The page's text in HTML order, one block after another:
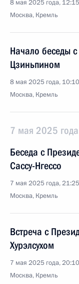
8 мая 2025 года, 12:15
Москва, Кремль
Начало беседы
Цзиньпином
8 мая 2025 года, 10:10
Москва, Кремль
7 мая 2025
Беседа с
Сассу-Нгессо
7 мая 2025 года, 21:25
Москва, Кремль
Встреча с
Хурэлсухом
7 мая 2025 года, 20:10
Москва, Кремль